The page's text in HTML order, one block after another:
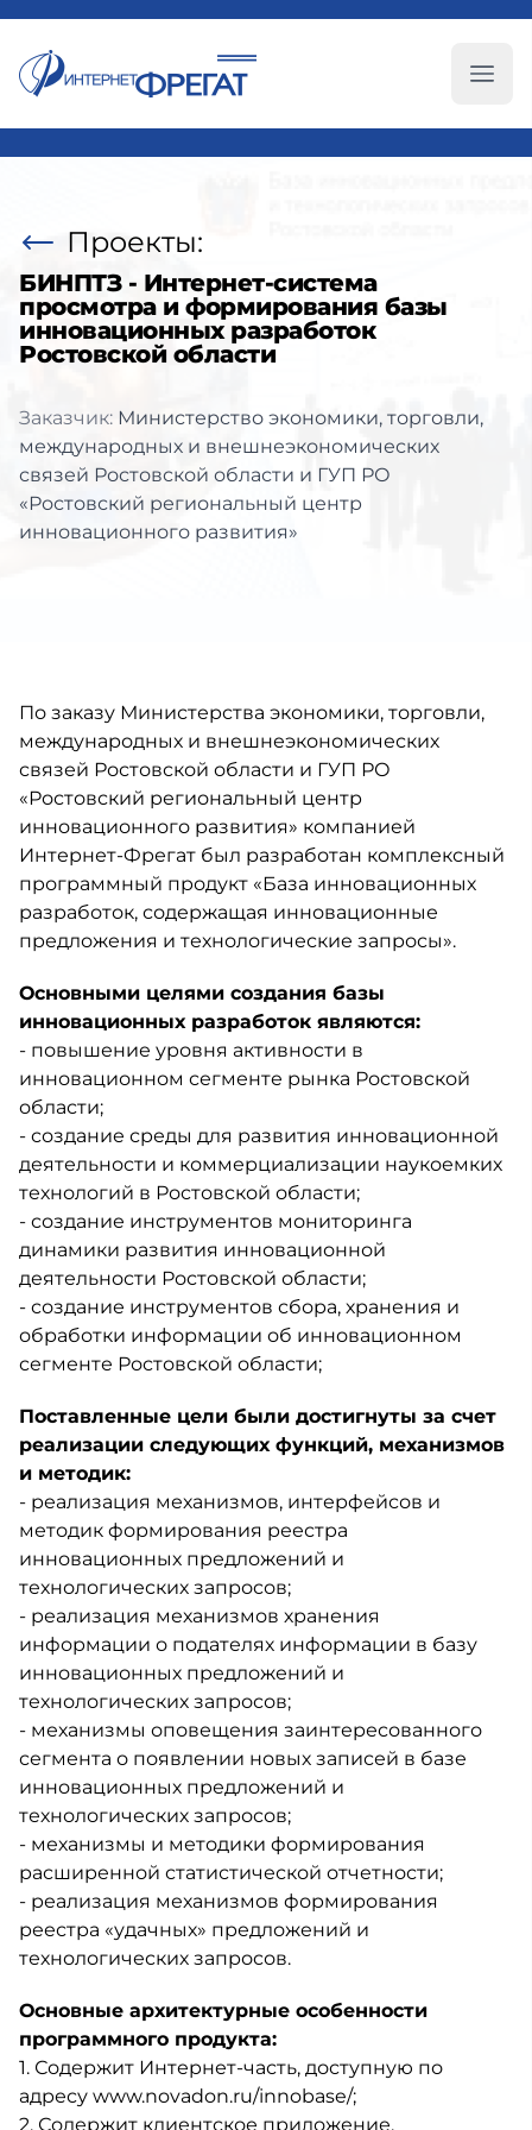
Проекты:
БИНПТЗ - Интернет-система
просмотра и формирования базы
инновационных разработок
Ростовской области
Заказчик: Министерство экономики, торговли,
международных и внешнеэкономических
связей Ростовской области и ГУП РО
«Ростовский региональный центр
инновационного развития»
По заказу Министерства экономики, торговли,
международных и внешнеэкономических
связей Ростовской области и ГУП РО
«Ростовский региональный центр
инновационного развития» компанией
Интернет-Фрегат был разработан комплексный
программный продукт «База инновационных
разработок, содержащая инновационные
предложения и технологические запросы».
Основными целями создания базы
инновационных разработок являются:
- повышение уровня активности в
инновационном сегменте рынка Ростовской
области;
- создание среды для развития инновационной
деятельности и коммерциализации наукоемких
технологий в Ростовской области;
- создание инструментов мониторинга
динамики развития инновационной
деятельности Ростовской области;
- создание инструментов сбора, хранения и
обработки информации об инновационном
сегменте Ростовской области;
Поставленные цели были достигнуты за счет
реализации следующих функций, механизмов
и методик:
- реализация механизмов, интерфейсов и
методик формирования реестра
инновационных предложений и
технологических запросов;
- реализация механизмов хранения
информации о подателях информации в базу
инновационных предложений и
технологических запросов;
- механизмы оповещения заинтересованного
сегмента о появлении новых записей в базе
инновационных предложений и
технологических запросов;
- механизмы и методики формирования
расширенной статистической отчетности;
- реализация механизмов формирования
реестра «удачных» предложений и
технологических запросов.
Основные архитектурные особенности
программного продукта:
1. Содержит Интернет-часть, доступную по
адресу www.novadon.ru/innobase/;
2. Содержит клиентское приложение,